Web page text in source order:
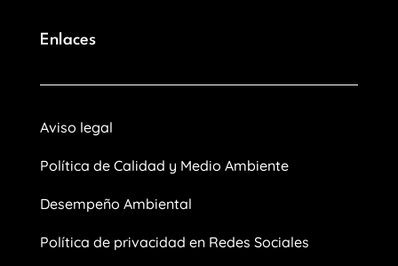
Enlaces
Aviso legal
Política de Calidad y Medio Ambiente
Desempeño Ambiental
Política de privacidad en Redes Sociales